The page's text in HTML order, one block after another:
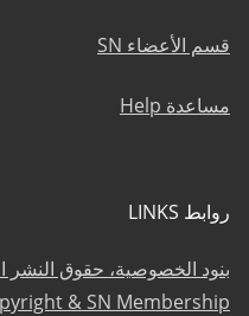
قسم الأعضاء SN
مساعدة Help
روابط LINKS
بنود الخصوصية، حقوق
& SN Membership